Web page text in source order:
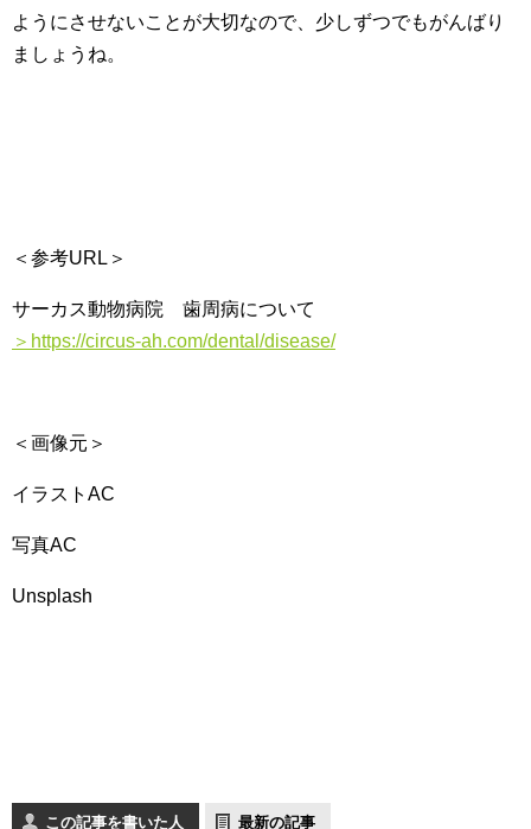
ようにさせないことが大切なので、少しずつでもがんばり
ましょうね。
＜参考URL＞
サーカス動物病院 歯周病について
＞https://circus-ah.com/dental/disease/
＜画像元＞
イラストAC
写真AC
Unsplash
この記事を書いた人 最新の記事